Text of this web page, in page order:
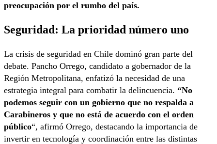
preocupación por el rumbo del país.
Seguridad: La prioridad número uno
La crisis de seguridad en Chile dominó gran parte del
debate. Pancho Orrego, candidato a gobernador de la
Región Metropolitana, enfatizó la necesidad de una
estrategia integral para combatir la delincuencia. “No
podemos seguir con un gobierno que no respalda a
Carabineros y que no está de acuerdo con el orden
público“, afirmó Orrego, destacando la importancia de
invertir en tecnología y coordinación entre las distintas